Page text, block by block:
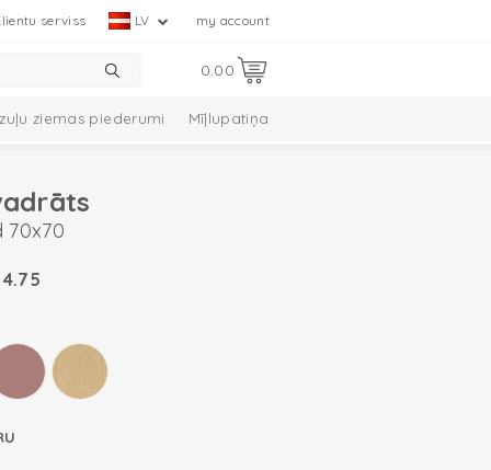
my account
LV
serviss
0.00
ziemas piederumi Mīļlupatiņa
70x70
4.75